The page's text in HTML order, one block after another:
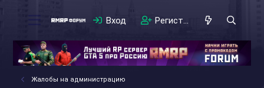
Вход Регистрация
Жалобы на администрацию